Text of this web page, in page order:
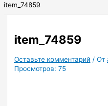
item_74859
item_74859
Оставьте комментарий / От
Просмотров: 75